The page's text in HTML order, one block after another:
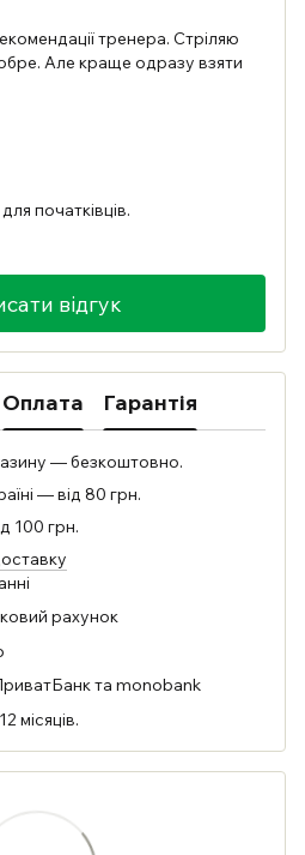
тренера. Стріляю
Але краще одразу взяти
початківців.
відгук
Оплата Гарантія
— безкоштовно.
— від 80 грн.
100 грн.
рахунок
та monobank
місяців.